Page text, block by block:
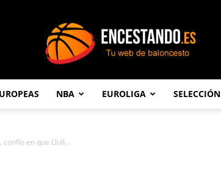
NBA EUROLIGA SELECCIÓN
confío en que Llull...